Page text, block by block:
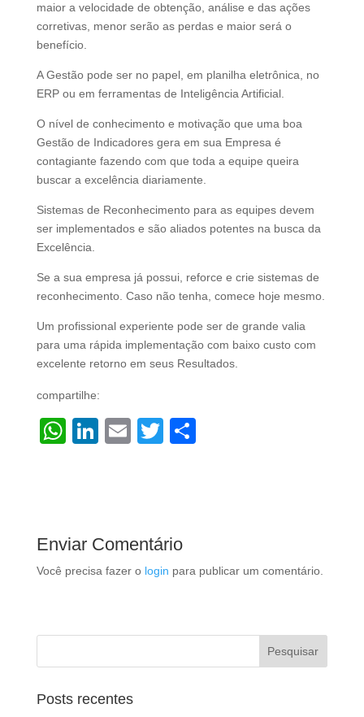
maior a velocidade de obtenção, análise e das ações
corretivas, menor serão as perdas e maior será o
benefício.
A Gestão pode ser no papel, em planilha eletrônica, no
ERP ou em ferramentas de Inteligência Artificial.
O nível de conhecimento e motivação que uma boa
Gestão de Indicadores gera em sua Empresa é
contagiante fazendo com que toda a equipe queira
buscar a excelência diariamente.
Sistemas de Reconhecimento para as equipes devem
ser implementados e são aliados potentes na busca da
Excelência.
Se a sua empresa já possui, reforce e crie sistemas de
reconhecimento. Caso não tenha, comece hoje mesmo.
Um profissional experiente pode ser de grande valia
para uma rápida implementação com baixo custo com
excelente retorno em seus Resultados.
compartilhe:
W
A
p
Li
dI
n
E
T
Enviar Comentário
Você precisa fazer o login para publicar um comentário.
Posts recentes